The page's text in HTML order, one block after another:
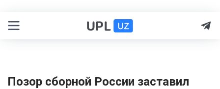
Позор сборной России заставил